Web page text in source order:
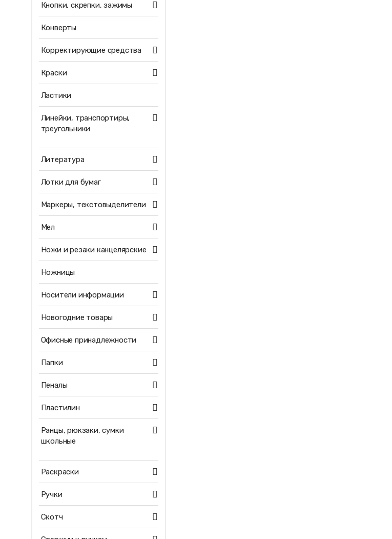
Кнопки, скрепки, зажимы
Конверты
Корректирующие средства
Краски
Ластики
Линейки, транспортиры,
треугольники
Литература
Лотки для бумаг
Маркеры, текстовыделители
Мел
Ножи и резаки канцелярские
Ножницы
Носители информации
Новогодние товары
Офисные принадлежности
Папки
Пеналы
Пластилин
Ранцы, рюкзаки, сумки
школьные
Раскраски
Ручки
Скотч